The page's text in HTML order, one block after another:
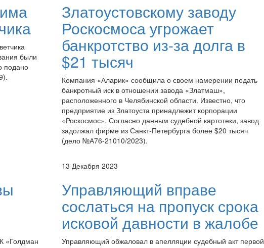
были
подано
Златоустовскому заводу
Роскосмоса угрожает
банкротство из-за долга в
$21 тысяч
Компания «Аларик» сообщила о своем намерении подать
банкротный иск в отношении завода «Златмаш»,
расположенного в Челябинской области. Известно, что
предприятие из Златоуста принадлежит корпорации
«Роскосмос». Согласно данным судебной картотеки, завод
задолжал фирме из Санкт-Петербурга более $20 тысяч
(дело №А76-21010/2023).
«Голдман
13 Декабря 2023
Управляющий вправе
сослаться на пропуск срока
исковой давности в жалобе
Управляющий обжаловал в апелляции судебный акт первой